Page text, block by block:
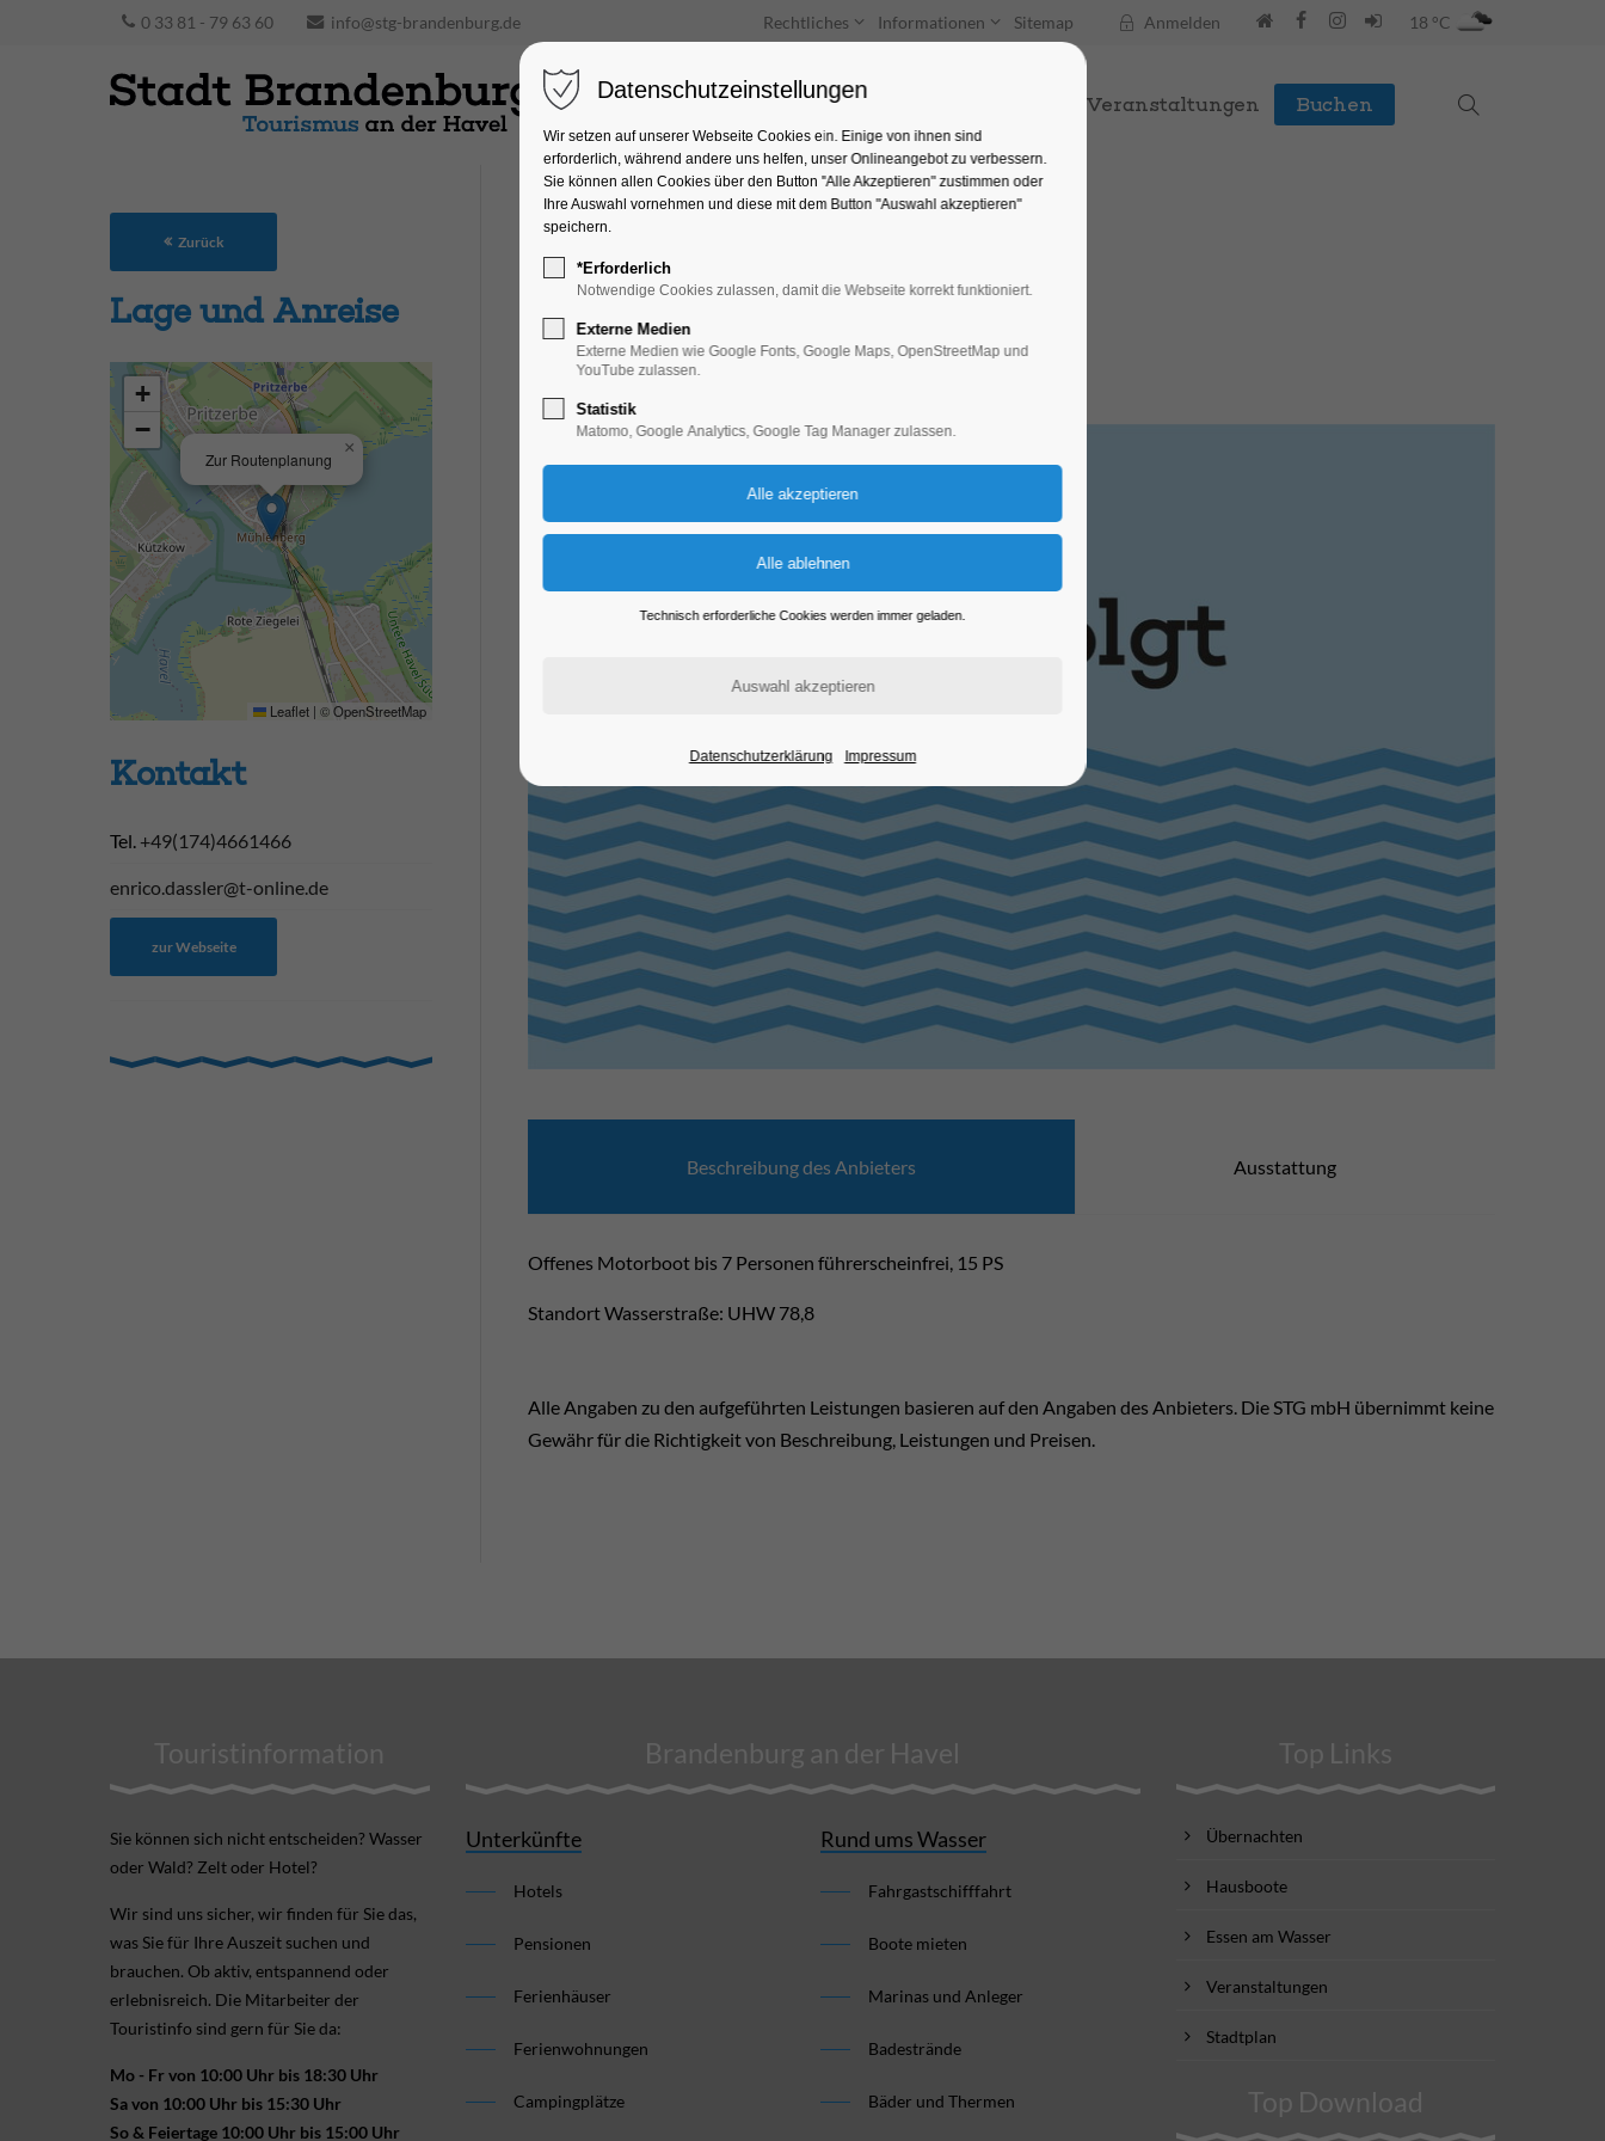
0 33 81 - 79 63 60 info@stg-brandenburg.de Rechtliches Informationen Sitemap Anmelden 18 °C
Unterkünfte Entdecken & Erleben Veranstaltungen Buchen
Bootshaus Pritzerbe
Hafenstraße 24, 14798 Havelsee
Beschrei­bung des Anbie­ters Ausstattung
Offenes Motorboot bis 7 Personen führerscheinfrei, 15 PS
Standort Wasserstraße: UHW 78,8
Alle Angaben zu den aufgeführten Leistungen basieren auf den Angaben des Anbieters. Die STG mbH übernimmt keine
Gewähr für die Richtigkeit von Beschreibung, Leistungen und Preisen.
Zurück
Lage und Anreise
Zur Routenplanung
×
+
−
Leaflet | ©OpenStreetMap
Kontakt
Tel. +49(174)4661466
enrico.dassler@t-online.de
zur Webseite
Touristinformation
Sie können sich nicht ent­scheiden? Wasser
oder Wald? Zelt oder Hotel?
Wir sind uns sicher, wir finden für Sie das,
was Sie für Ihre Aus­zeit suchen und
brauchen. Ob aktiv, ent­spannend oder
erlebnis­reich. Die Mitarbeiter der
Touristinfo sind gern für Sie da:
Mo - Fr von 10:00 Uhr bis 18:30 Uhr
Sa von 10:00 Uhr bis 15:30 Uhr
So & Feiertage 10:00 Uhr bis 15:00 Uhr
Brandenburg an der Havel
Unterkünfte
Hotels
Pensionen
Ferienhäuser
Ferienwohnungen
Campingplätze
Rund ums Wasser
Fahrgastschifffahrt
Boote mieten
Marinas und Anleger
Badestrände
Bäder und Thermen
Top Links
Übernachten
Hausboote
Essen am Wasser
Veranstaltungen
Stadtplan
Top Download
Datenschutzeinstellungen
Wir setzen auf unserer Webseite Cookies ein. Einige von ihnen sind
erforderlich, während andere uns helfen, unser Onlineangebot zu verbessern.
Sie können allen Cookies über den Button "Alle Akzeptieren" zustimmen oder
Ihre Auswahl vornehmen und diese mit dem Button "Auswahl akzeptieren"
speichern.
*Erforderlich
Notwendige Cookies zulassen, damit die Webseite korrekt funktioniert.
Externe Medien
Externe Medien wie Google Fonts, Google Maps, OpenStreetMap und
YouTube zulassen.
Statistik
Matomo, Google Analytics, Google Tag Manager zulassen.
Technisch erforderliche Cookies werden immer geladen.
Datenschutzerklärung Impressum